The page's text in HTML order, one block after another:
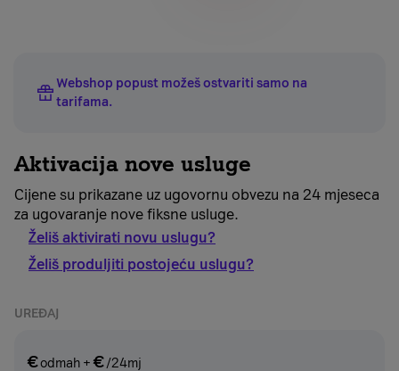
Webshop popust možeš ostvariti samo na
tarifama.
Aktivacija nove usluge
Cijene su prikazane uz ugovornu obvezu na 24 mjeseca
za ugovaranje nove fiksne usluge.
Želiš aktivirati novu uslugu?
Želiš produljiti postojeću uslugu?
UREĐAJ
€odmah + € /24mj